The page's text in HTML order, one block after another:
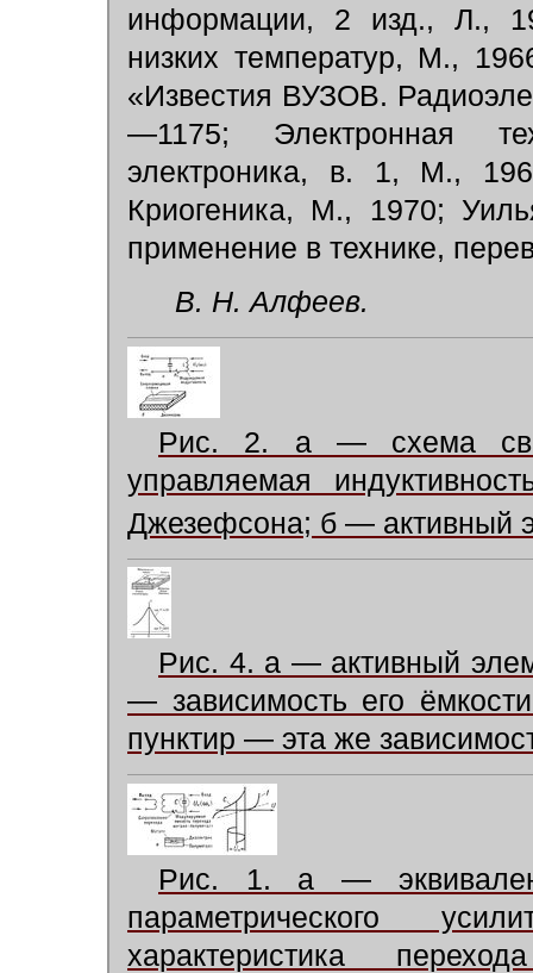
информации, 2 изд., Л.,
низких температур, М.,
«Известия ВУЗОВ.
—1175; Электронная
электроника, в. 1, М.,
Криогеника, М., 1970;
применение в технике,
В. Н. Алфеев.
Рис. 2. а — схема
yправляемая
Джезефсона; б — активный
Рис. 4. а — активный
— зависимость его
пунктир — эта же
Рис. 1. а —
параметрического
характеристика